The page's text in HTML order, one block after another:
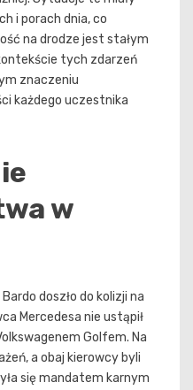
i porach dnia, co
na drodze jest stałym
tych zdarzeń
znaczeniu
każdego uczestnika
w
doszło do kolizji na
Mercedesa nie ustąpił
Golfem. Na
a obaj kierowcy byli
się mandatem karnym